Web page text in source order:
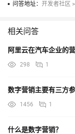
问答地址： 开发者社区 >
相关问答
阿里云在汽车企业的
298 1
数字营销主要有三方
1456 1
什么是数字营销？